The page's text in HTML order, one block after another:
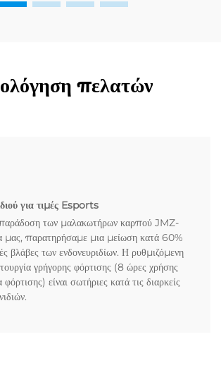
πελατών
για τιμές Esports
των μαλακωτήρων καρπού JMZ-
παρατηρήσαμε μια μείωση κατά 60%
βλάβες των ενδονευριδίων. Η ρυθμιζόμενη
γρήγορης φόρτισης (8 ώρες χρήσης
είναι σωτήριες κατά τις διαρκείς